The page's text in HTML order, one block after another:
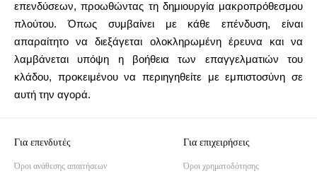
επενδύσεων, προωθώντας τη δημιουργία μακροπρόθεσμου
πλούτου. Όπως συμβαίνει με κάθε επένδυση, είναι
απαραίτητο να διεξάγεται ολοκληρωμένη έρευνα και να
λαμβάνεται υπόψη η βοήθεια των επαγγελματιών του
κλάδου, προκειμένου να περιηγηθείτε με εμπιστοσύνη σε
αυτή την αγορά.
Για επενδυτές
Όροι ανάθεσης απαιτήσεων
Για επιχειρήσεις
Όροι χρηματοδότησης